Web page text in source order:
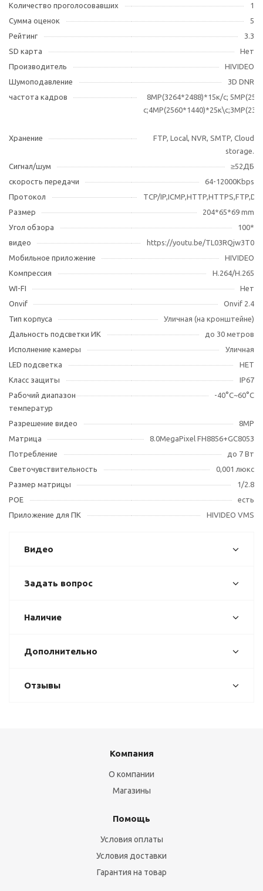
Количество проголосовавших
1
Сумма оценок
5
Рейтинг
3.3
SD карта
Нет
Производитель
HIVIDEO
Шумоподавление
3D DNR
частота кадров
8МР(3264*2488)*15к/c;
Хранение
FTP, Local, NVR, SMTP, Cloud
storage.
Сигнал/шум
≥52ДБ
скорость передачи
64-12000Kbps
Протокол
TCP/
Размер
204*65*69 mm
Угол обзора
100*
видео
https://youtu.be/TL03RQjw3T0
Мобильное приложение
HIVIDEO
Компрессия
H.264/H.265
WI-FI
Нет
Оnvif
Onvif 2.4
Тип корпуса
Уличная (на кронштейне)
Дальность подсветки ИК
до 30 метров
Исполнение камеры
Уличная
LED подсветка
НЕТ
Класс защиты
IP67
Рабочий диапазон
температур
-40°С~60°С
Разрешение видео
8MP
Матрица
8.0MegaPixel FH8856+GC8053
Потребление
до 7 Вт
Светочувствительность
0,001 люкс
Размер матрицы
1/2.8
POE
есть
Приложение для ПК
HIVIDEO VMS
Видео
Задать вопрос
Наличие
Дополнительно
Отзывы
Компания
О компании
Магазины
Помощь
Условия оплаты
Условия доставки
Гарантия на товар